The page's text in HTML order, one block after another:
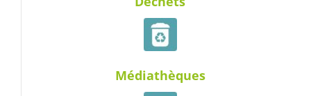
Médiathèques